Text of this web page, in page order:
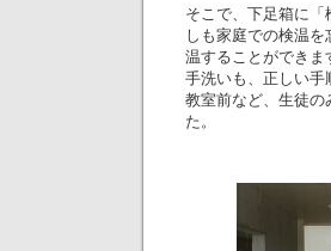
そこで、下足箱に
しも家庭での検温
温することができま
手洗いも、正しい手
教室前など、生徒の
た。